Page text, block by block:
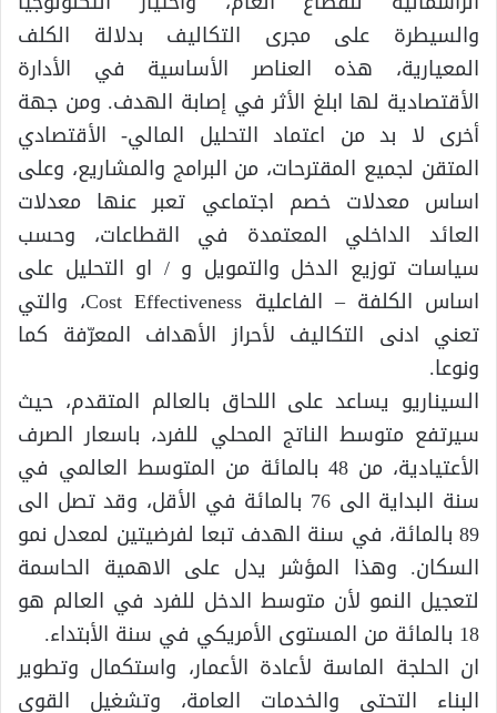
والسيطرة على مجرى التكاليف بدلالة الكلف
المعيارية، هذه العناصر الأساسية في الأدارة
الأقتصادية لها ابلغ الأثر في إصابة الهدف. ومن جهة
أخرى لا بد من اعتماد التحليل المالي- الأقتصادي
المتقن لجميع المقترحات، من البرامج والمشاريع، وعلى
اساس معدلات خصم اجتماعي تعبر عنها معدلات
العائد الداخلي المعتمدة في القطاعات، وحسب
سياسات توزيع الدخل والتمويل و / او التحليل على
اساس الكلفة – الفاعلية Cost Effectiveness، والتي
تعني ادنى التكاليف لأحراز الأهداف المعرّفة كما
ونوعا.
السيناريو يساعد على اللحاق بالعالم المتقدم، حيث
سيرتفع متوسط الناتج المحلي للفرد، باسعار الصرف
الأعتيادية، من 48 بالمائة من المتوسط العالمي في
سنة البداية الى 76 بالمائة في الأقل، وقد تصل الى
89 بالمائة، في سنة الهدف تبعا لفرضيتين لمعدل نمو
السكان. وهذا المؤشر يدل على الاهمية الحاسمة
لتعجيل النمو لأن متوسط الدخل للفرد في العالم هو
18 بالمائة من المستوى الأمريكي في سنة الأبتداء.
ان الحلجة الماسة لأعادة الأعمار، واستكمال وتطوير
البناء التحتي والخدمات العامة، وتشغيل القوى